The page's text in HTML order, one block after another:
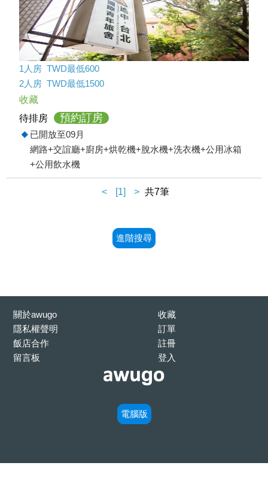
1人房 TWD最低600
2人房 TWD最低1500
收藏
待排房
預約訂房
已開放至09月
網路+交誼廳+廚房+烘乾機+脫水機+洗衣機+公用冰箱
+公用飲水機
< [1] > 共7筆
進階搜尋
關於awugo
隱私權聲明
飯店合作
留言板
收藏
訂單
註冊
登入
電腦版